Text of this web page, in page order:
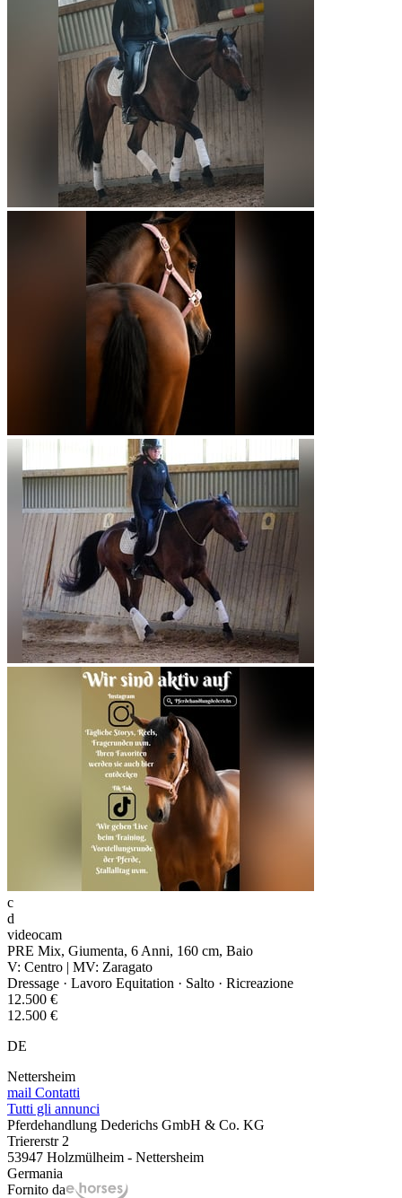
c
d
videocam
PRE Mix, Giumenta, 6 Anni, 160 cm, Baio
V: Centro | MV: Zaragato
Dressage · Lavoro Equitation · Salto · Ricreazione
12.500 €
12.500 €
DE
Nettersheim
mail Contatti
Tutti gli annunci
Pferdehandlung Dederichs GmbH & Co. KG
Triererstr 2
53947 Holzmülheim - Nettersheim
Germania
Fornito da